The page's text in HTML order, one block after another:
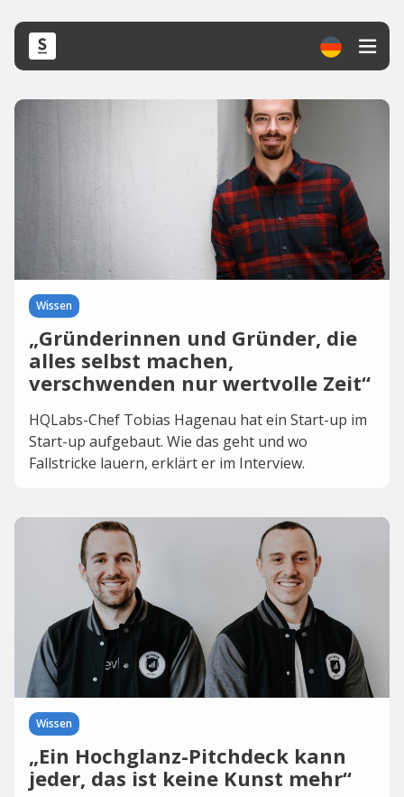
Wissen
„Gründerinnen und Gründer, die
alles selbst machen,
verschwenden nur wertvolle Zeit“
HQLabs-Chef Tobias Hagenau hat ein Start-up im
Start-up aufgebaut. Wie das geht und wo
Fallstricke lauern, erklärt er im Interview.
Wissen
„Ein Hochglanz-Pitchdeck kann
jeder, das ist keine Kunst mehr“